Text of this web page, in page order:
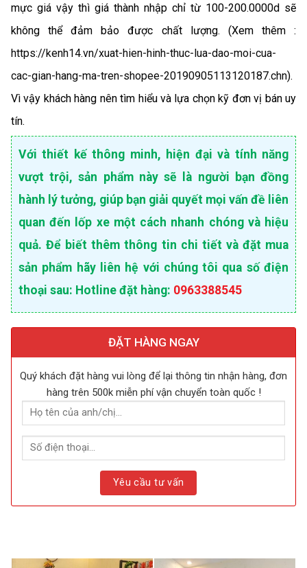
mực giá vậy thì giá thành nhập chỉ từ 100-200.0000d sẽ
không thể đảm bảo được chất lượng. (Xem thêm :
https://kenh14.vn/xuat-hien-hinh-thuc-lua-dao-moi-cua-
cac-gian-hang-ma-tren-shopee-20190905113120187.chn).
Vì vậy khách hàng nên tìm hiểu và lựa chọn kỹ đơn vị bán uy
tín.
Với thiết kế thông minh, hiện đại và tính năng
vượt trội, sản phẩm này sẽ là người bạn đồng
hành lý tưởng, giúp bạn giải quyết mọi vấn đề liên
quan đến lốp xe một cách nhanh chóng và hiệu
quả. Để biết thêm thông tin chi tiết và đặt mua
sản phẩm hãy liên hệ với chúng tôi qua số điện
thoại sau: Hotline đặt hàng: 0963388545
ĐẶT HÀNG NGAY
Quý khách đặt hàng vui lòng để lại thông tin nhận hàng, đơn
hàng trên 500k miễn phí vận chuyển toàn quốc !